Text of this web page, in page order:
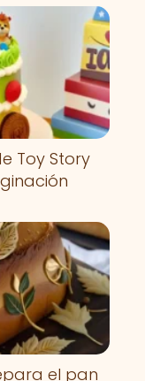
Toy Story
el pan